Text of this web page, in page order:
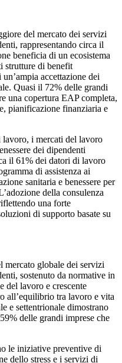
del mercato dei servizi
rappresentando circa il
beneficia di un ecosistema
strutture di benefit
accettazione dei
Quasi il 72% delle grandi
una copertura EAP completa,
pianificazione finanziaria e
i mercati del lavoro
dei dipendenti
il 61% dei datori di lavoro
di assistenza ai
sanitaria e benessere per
della consulenza
una forte
di supporto basate su
mercato globale dei servizi
sostenuto da normative in
del lavoro e crescente
all’equilibrio tra lavoro e vita
e settentrionale dimostrano
delle grandi imprese che
le iniziative preventive di
dello stress e i servizi di